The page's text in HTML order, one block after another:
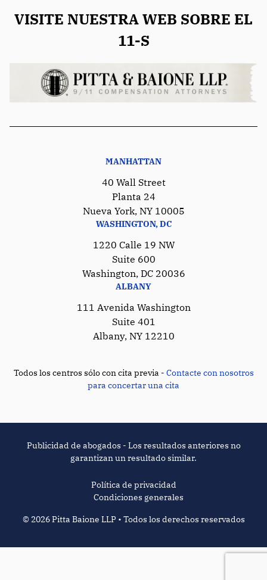
VISITE NUESTRA WEB SOBRE EL
11-S
MANHATTAN
40 Wall Street
Planta 24
Nueva York, NY 10005
WASHINGTON, DC
1220 Calle 19 NW
Suite 600
Washington, DC 20036
ALBANY
111 Avenida Washington
Suite 401
Albany, NY 12210
Todos los centros sólo con cita previa - Contacte con nosotros
para concertar una cita
Publicidad de abogados - Los resultados anteriores no
garantizan un resultado similar.
Política de privacidad
Condiciones generales
© 2026 Pitta Baione LLP • Todos los derechos reservados